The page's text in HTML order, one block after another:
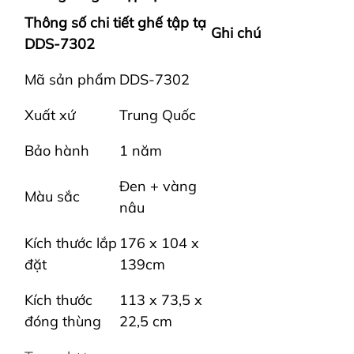
Thông số chi tiết ghế tập tạ
DDS-7302
Ghi chú
Mã sản phẩm DDS-7302
Xuất xứ
Trung Quốc
Bảo hành
1 năm
Màu sắc
Đen + vàng
nâu
Kích thước lắp
đặt
176 x 104 x
139cm
Kích thước
đóng thùng
113 x 73,5 x
22,5 cm